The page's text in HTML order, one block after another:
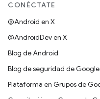
CONÉCTATE
@Android en X
@AndroidDev en X
Blog de Android
Blog de seguridad de Google
Plataforma en Grupos de